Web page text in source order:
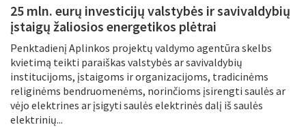
25 mln. eurų investicijų valstybės ir savivaldybių
įstaigų žaliosios energetikos plėtrai
Penktadienį Aplinkos projektų valdymo agentūra skelbs
kvietimą teikti paraiškas valstybės ar savivaldybių
institucijoms, įstaigoms ir organizacijoms, tradicinėms
religinėms bendruomenėms, norinčioms įsirengti saulės ar
vėjo elektrines ar įsigyti saulės elektrinės dalį iš saulės
elektrinių...